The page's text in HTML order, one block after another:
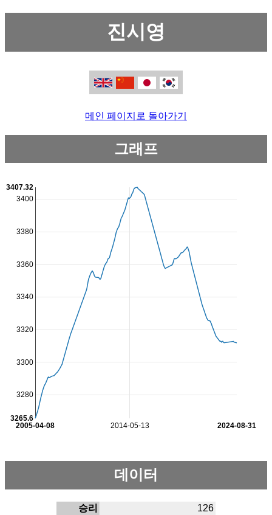
진시영
메인 페이지로 돌아가기
그래프
2014-05-13
2005-04-08 2024-08-31
3280
3300
3320
3340
3360
3380
3400
3265.6
3407.32
데이터
승리
126